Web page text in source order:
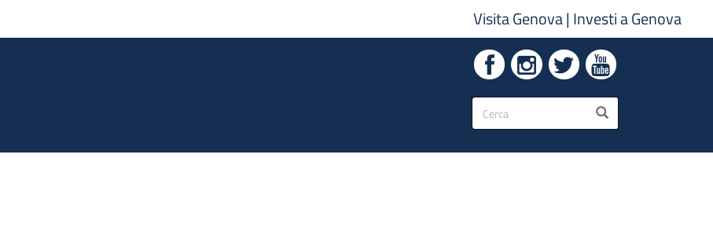
Visita Genova| Investi a Genova
Form
di
ricerca
CERCA